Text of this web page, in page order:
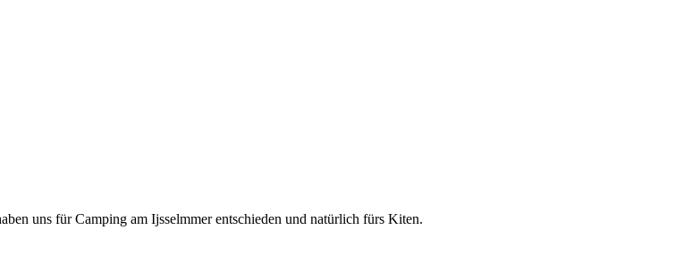
uns für Camping am Ijsselmmer entschieden und natürlich fürs Kiten.